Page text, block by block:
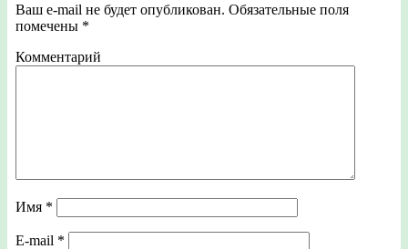
Ваш e-mail не будет опубликован. Обязательные поля
помечены *
Комментарий
Имя *
E-mail *